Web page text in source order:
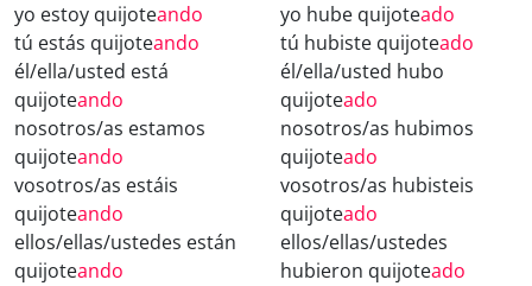
yo estoy quijoteando
tú estás quijoteando
él/ella/usted está
quijoteando
nosotros/as estamos
quijoteando
vosotros/as estáis
quijoteando
ellos/ellas/ustedes están
quijoteando
yo hube quijoteado
tú hubiste quijoteado
él/ella/usted hubo
quijoteado
nosotros/as hubimos
quijoteado
vosotros/as hubisteis
quijoteado
ellos/ellas/ustedes
hubieron quijoteado